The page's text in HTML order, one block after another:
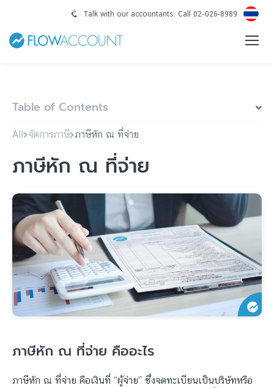
Talk with our accountants. Call 02-026-8989
Table of Contents
All จัดการภาษี ภาษีหัก ณ ที่จ่าย
ภาษีหัก ณ ที่จ่าย
ภาษีหัก ณ ที่จ่าย คืออะไร
ภาษีหัก ณ ที่จ่าย คือเงินที่ “ผู้จ่าย” ซึ่งจดทะเบียนเป็นบริษัทหรือ